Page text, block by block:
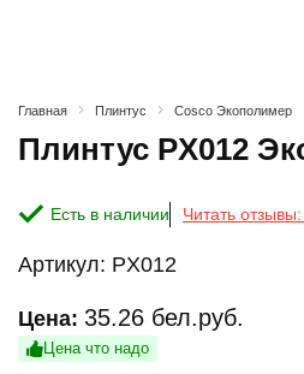
Главная Плинтус Cosco Экополимер
Плинтус PX012
Есть в наличии Читать
Артикул: PX012
Цена: 35.26 бел.руб.
Цена что надо